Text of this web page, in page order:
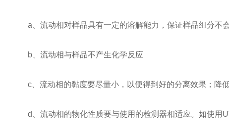
a、流动相对样品具有一定的溶解能力，保证样品组分不会
b、流动相与样品不产生化学反应
c、流动相的黏度要尽量小，以便得到好的分离效果；降低
d、流动相的物化性质要与使用的检测器相适应。如使用